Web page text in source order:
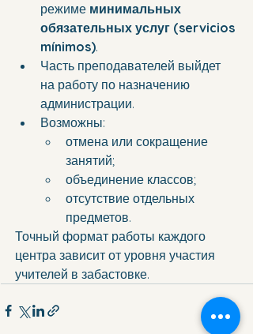
режиме минимальных
обязательных услуг (servicios
mínimos).
Часть преподавателей выйдет
на работу по назначению
администрации.
Возможны:
отмена или сокращение
занятий;
объединение классов;
отсутствие отдельных
предметов.
Точный формат работы каждого
центра зависит от уровня участия
учителей в забастовке.